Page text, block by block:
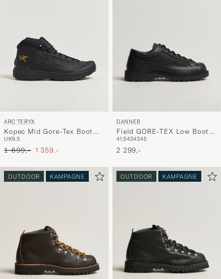
ARC'TERYX
Kopec Mid Gore-Tex Boot
Black
UK9,5
Ordinary pris
1 699,- Nedsat pris
1 359,-
DANNER
Field GORE-TEX Low Boot
Black
41,5424345
2 299,-
OUTDOOR KAMPAGNE OUTDOOR KAMPAGNE